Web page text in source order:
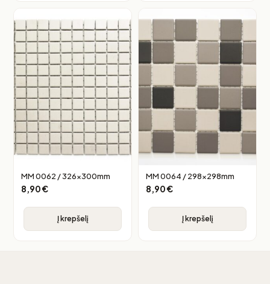
MM 0062 / 326x300mm
8,90€
Į krepšelį
MM 0064 / 298x298mm
8,90€
Į krepšelį